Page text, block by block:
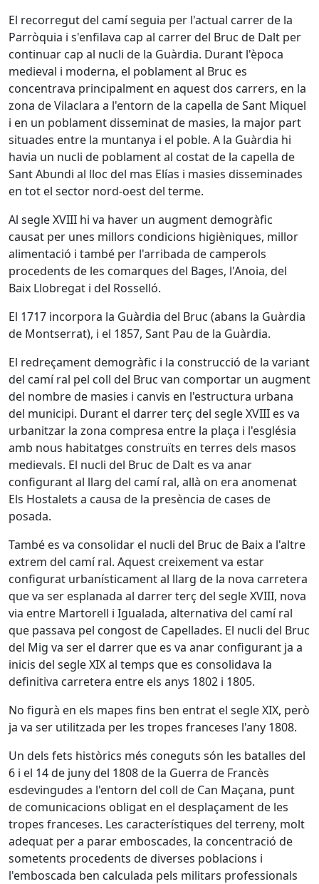
El recorregut del camí seguia per l'actual carrer de la
Parròquia i s'enfilava cap al carrer del Bruc de Dalt per
continuar cap al nucli de la Guàrdia. Durant l'època
medieval i moderna, el poblament al Bruc es
concentrava principalment en aquest dos carrers, en la
zona de Vilaclara a l'entorn de la capella de Sant Miquel
i en un poblament disseminat de masies, la major part
situades entre la muntanya i el poble. A la Guàrdia hi
havia un nucli de poblament al costat de la capella de
Sant Abundi al lloc del mas Elías i masies disseminades
en tot el sector nord-oest del terme.
Al segle XVIII hi va haver un augment demogràfic
causat per unes millors condicions higièniques, millor
alimentació i també per l'arribada de camperols
procedents de les comarques del Bages, l'Anoia, del
Baix Llobregat i del Rosselló.
El 1717 incorpora la Guàrdia del Bruc (abans la Guàrdia
de Montserrat), i el 1857, Sant Pau de la Guàrdia.
El redreçament demogràfic i la construcció de la variant
del camí ral pel coll del Bruc van comportar un augment
del nombre de masies i canvis en l'estructura urbana
del municipi. Durant el darrer terç del segle XVIII es va
urbanitzar la zona compresa entre la plaça i l'església
amb nous habitatges construïts en terres dels masos
medievals. El nucli del Bruc de Dalt es va anar
configurant al llarg del camí ral, allà on era anomenat
Els Hostalets a causa de la presència de cases de
posada.
També es va consolidar el nucli del Bruc de Baix a l'altre
extrem del camí ral. Aquest creixement va estar
configurat urbanísticament al llarg de la nova carretera
que va ser esplanada al darrer terç del segle XVIII, nova
via entre Martorell i Igualada, alternativa del camí ral
que passava pel congost de Capellades. El nucli del Bruc
del Mig va ser el darrer que es va anar configurant ja a
inicis del segle XIX al temps que es consolidava la
definitiva carretera entre els anys 1802 i 1805.
No figurà en els mapes fins ben entrat el segle XIX, però
ja va ser utilitzada per les tropes franceses l'any 1808.
Un dels fets històrics més coneguts són les batalles del
6 i el 14 de juny del 1808 de la Guerra de Francès
esdevingudes a l'entorn del coll de Can Maçana, punt
de comunicacions obligat en el desplaçament de les
tropes franceses. Les característiques del terreny, molt
adequat per a parar emboscades, la concentració de
sometents procedents de diverses poblacions i
l'emboscada ben calculada pels militars professionals